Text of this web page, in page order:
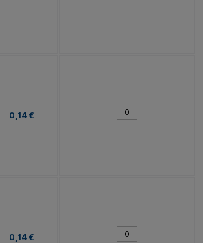
0,14 €
0,14 €